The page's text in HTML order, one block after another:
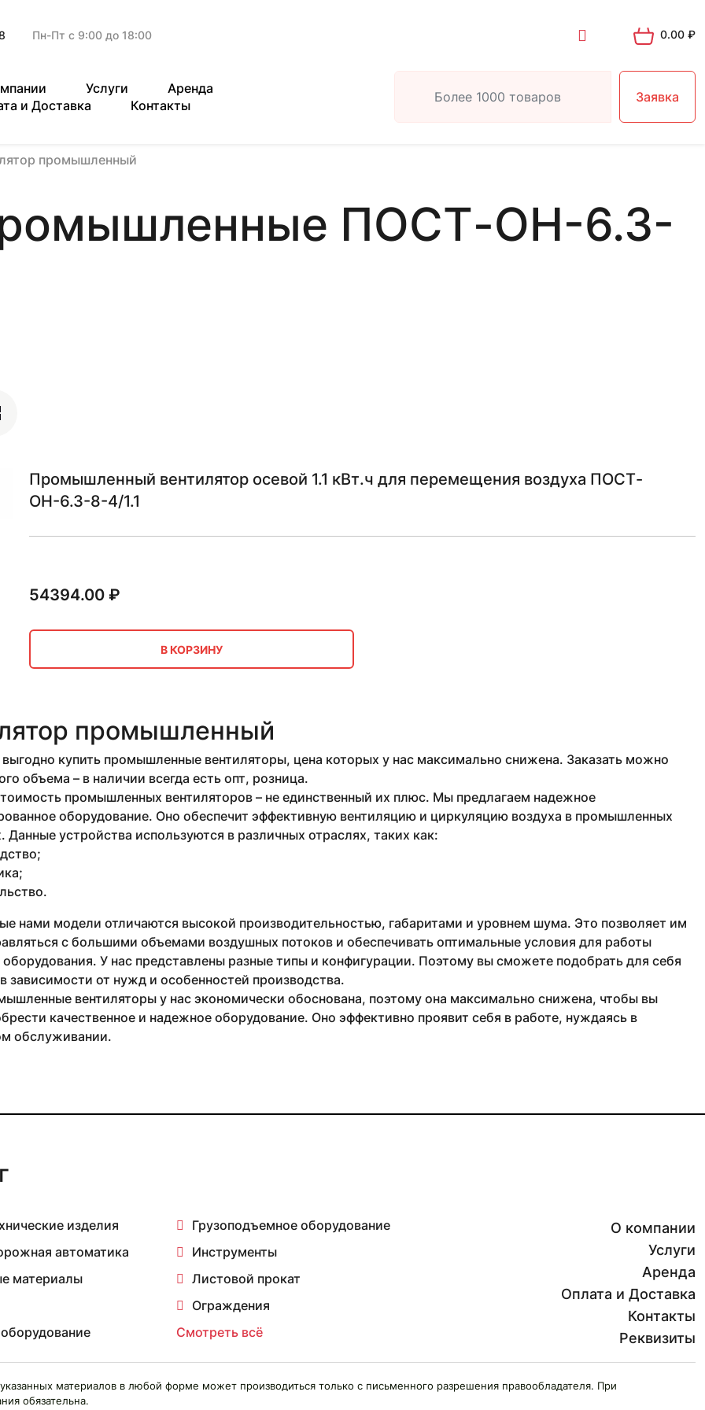
Пн-Пт с 9:00 до 18:00 0.00 ₽
Услуги
Аренда
и Доставка
Контакты
Заявка
промышленный
ПОСТ-ОН-6.3-
Промышленный вентилятор осевой 1.1 кВт.ч для перемещения воздуха ПОСТ-
ОН-6.3-8-4/1.1
54394.00₽
В КОРЗИНУ
промышленный
купить промышленные вентиляторы, цена которых у нас максимально снижена. Заказать можно
объема – в наличии всегда есть опт, розница.
промышленных вентиляторов – не единственный их плюс. Мы предлагаем надежное
оборудование. Оно обеспечит эффективную вентиляцию и циркуляцию воздуха в промышленных
Данные устройства используются в различных отраслях, таких как:
нами модели отличаются высокой производительностью, габаритами и уровнем шума. Это позволяет им
с большими объемами воздушных потоков и обеспечивать оптимальные условия для работы
оборудования. У нас представлены разные типы и конфигурации. Поэтому вы сможете подобрать для себя
зависимости от нужд и особенностей производства.
вентиляторы у нас экономически обоснована, поэтому она максимально снижена, чтобы вы
качественное и надежное оборудование. Оно эффективно проявит себя в работе, нуждаясь в
обслуживании.
изделия
Грузоподъемное оборудование
автоматика
Инструменты
материалы
Листовой прокат
Ограждения
Смотреть всё
О компании
Услуги
Аренда
Оплата и Доставка
Контакты
Реквизиты
материалов в любой форме может производиться только с письменного разрешения правообладателя. При
обязательна.